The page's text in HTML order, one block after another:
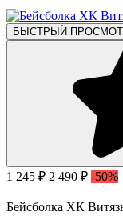
БЫСТРЫЙ
1 245 ₽ 2 490 ₽ -50%
Бейсболка ХК